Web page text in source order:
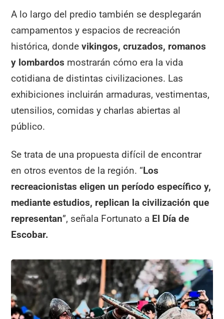
A lo largo del predio también se desplegarán
campamentos y espacios de recreación
histórica, dondevikingos, cruzados, romanos
y lombardos mostrarán cómo era la vida
cotidiana de distintas civilizaciones. Las
exhibiciones incluirán armaduras, vestimentas,
utensilios, comidas y charlas abiertas al
público.
Se trata de una propuesta difícil de encontrar
en otros eventos de la región. “Los
recreacionistas eligen un período específico y,
mediante estudios, replican la civilización que
representan”, señala Fortunato a El Día de
Escobar.